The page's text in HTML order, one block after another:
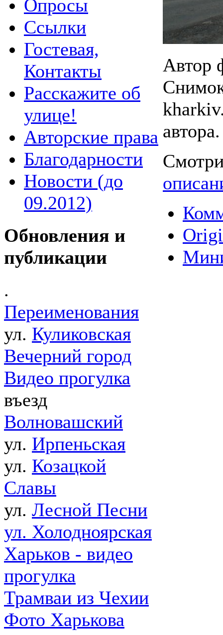
Опросы
Ссылки
Гостевая,
Контакты
Расскажите об
улице!
Авторские права
Благодарности
Новости (до
09.2012)
Обновления и
публикации
.
Переименования
ул. Куликовская
Вечерний город
Видео прогулка
въезд
Волновашский
ул. Ирпеньская
ул. Козацкой
Славы
ул. Лесной Песни
ул. Холодноярская
Харьков - видео
прогулка
Трамваи из Чехии
Фото Харькова
Автор
автора.